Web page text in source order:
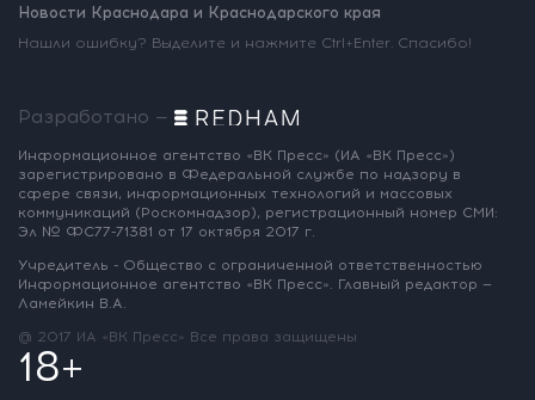
Новости Краснодара и Краснодарского края
Нашли ошибку? Выделите и нажмите Ctrl+Enter. Спасибо!
Разработано —
Информационное агентство «ВК Пресс» (ИА «ВК Пресс»)
зарегистрировано в Федеральной службе по надзору в
сфере связи, информационных технологий и массовых
коммуникаций (Роскомнадзор), регистрационный номер СМИ:
Эл № ФС77-71381 от 17 октября 2017 г.
Учредитель - Общество с ограниченной ответственностью
Информационное агентство «ВК Пресс». Главный редактор —
Ламейкин В.А.
@ 2017 ИА «ВК Пресс» Все права защищены
18+